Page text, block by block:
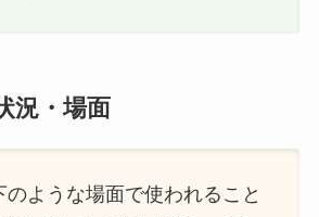
況・場面
ような場面で使われること